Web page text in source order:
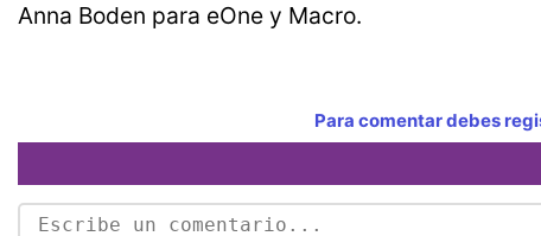
Anna Boden para eOne y Macro.
Para comentar debes